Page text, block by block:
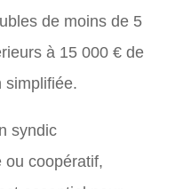
de moins de 5
à 15 000 € de
simplifiée.
syndic
ou coopératif,